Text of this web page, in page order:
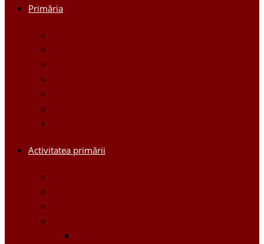
Primăria
Activitatea primării